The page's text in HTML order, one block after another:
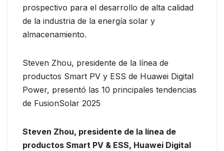
prospectivo para el desarrollo de alta calidad
de la industria de la energía solar y
almacenamiento.
Steven Zhou, presidente de la línea de
productos Smart PV y ESS de Huawei Digital
Power, presentó las 10 principales tendencias
de FusionSolar 2025
Steven Zhou, presidente de la línea de
productos Smart PV & ESS, Huawei Digital